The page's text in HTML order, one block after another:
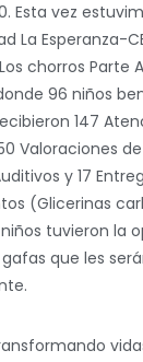
Esta vez
La Esperanza-
chorros Parte
96 niños
147
Valoraciones
y 17
(Glicerinas
tuvieron la
que les